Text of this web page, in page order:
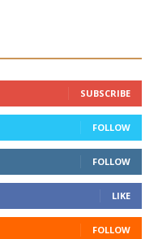
SUBSCRIBE
FOLLOW
FOLLOW
LIKE
FOLLOW